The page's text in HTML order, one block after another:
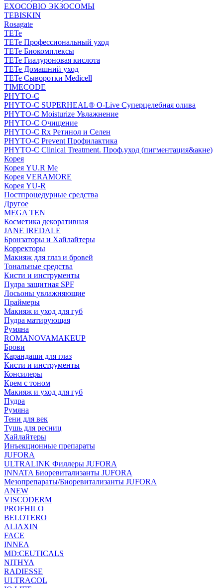
EXOCOBIO ЭКЗОСОМЫ
TEBISKIN
Rosagate
TETe
TETe Профессиональный уход
TETe Биокомплексы
TETe Гиалуроновая кислота
TETe Домашний уход
TETe Сыворотки Medicell
TIMECODE
PHYTO-C
PHYTO-C SUPERHEAL® O-Live Суперцелебная олива
PHYTO-C Moisturize Увлажнение
PHYTO-C Очищение
PHYTO-C Rx Ретинол и Селен
PHYTO-C Prevent Профилактика
PHYTO-C Clinical Treatment. Проф.уход (пигментация&акне)
Корея
Корея YU.R Me
Корея VERAMORE
Корея YU-R
Постпроцедурные средства
Другое
MEGA TEN
Косметика декоративная
JANE IREDALE
Бронзаторы и Хайлайтеры
Корректоры
Макияж для глаз и бровей
Тональные средства
Кисти и инструменты
Пудра защитная SPF
Лосьоны увлажняющие
Праймеры
Макияж и уход для губ
Пудра матирующая
Румяна
ROMANOVAMAKEUP
Брови
Карандаши для глаз
Кисти и инструменты
Консилеры
Крем с тоном
Макияж и уход для губ
Пудра
Румяна
Тени для век
Тушь для ресниц
Хайлайтеры
Инъекционные препараты
JUFORA
ULTRALINK Филлеры JUFORA
INNATA Биоревитализанты JUFORA
Мезопрепараты/Биоревитализанты JUFORA
ANEW
VISCODERM
PROFHILO
BELOTERO
ALIAXIN
FACE
INNEA
MD:CEUTICALS
NITHYA
RADIESSE
ULTRACOL